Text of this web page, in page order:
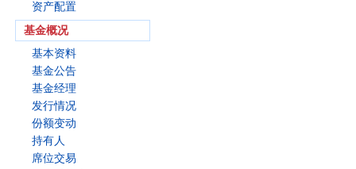
资产配置
基金概况
基本资料
基金公告
基金经理
发行情况
份额变动
持有人
席位交易